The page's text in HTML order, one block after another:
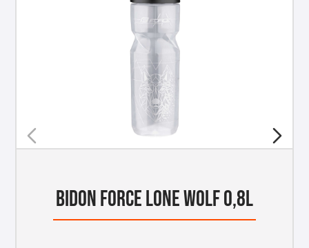
BIDON FORCE LONE WOLF 0,8L